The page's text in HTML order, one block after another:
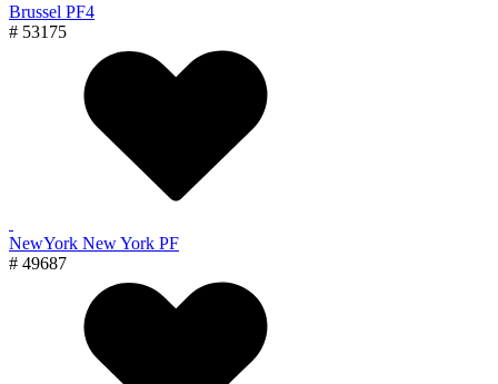
Brussel PF4
# 53175
NewYork New York PF
# 49687